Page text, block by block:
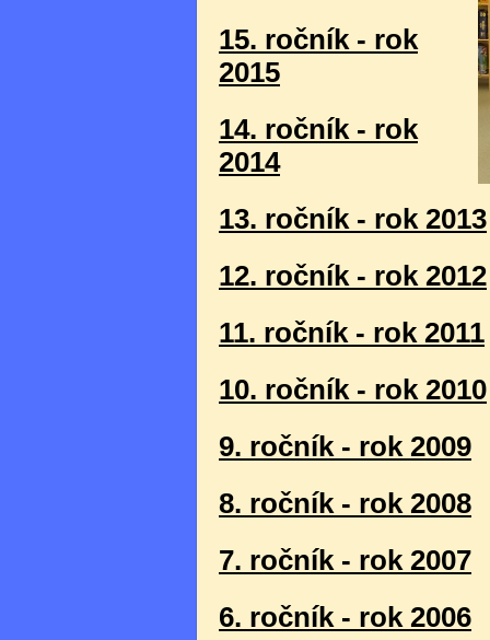
15. ročník - rok
2015
14. ročník - rok
2014
13. ročník - rok 2013
12. ročník - rok 2012
11. ročník - rok 2011
10. ročník - rok 2010
9. ročník - rok 2009
8. ročník - rok 2008
7. ročník - rok 2007
6. ročník - rok 2006